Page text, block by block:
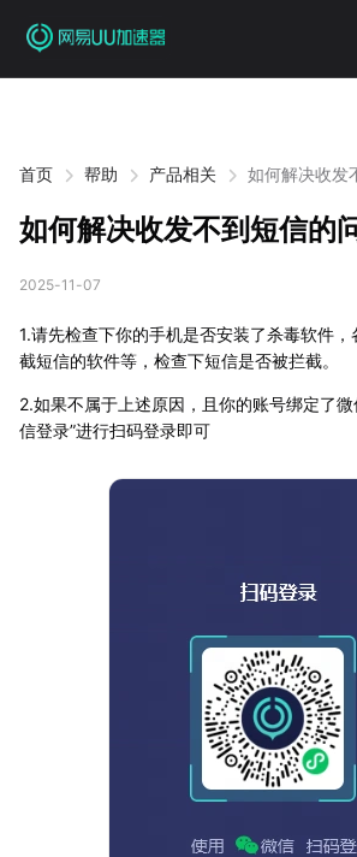
首页 帮助 产品相关 如何解决收发
如何解决收发不到短信的
2025-11-07
1.请先检查下你的手机是否安装了杀毒软件
截短信的软件等，检查下短信是否被拦截。
2.如果不属于上述原因，且你的账号绑定了
信登录”进行扫码登录即可